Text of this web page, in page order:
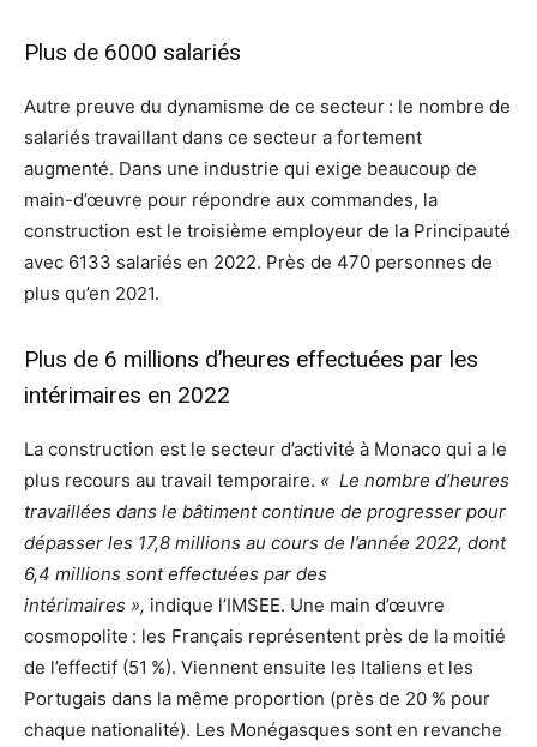
Plus de 6000 salariés
Autre preuve du dynamisme de ce secteur : le nombre de
salariés travaillant dans ce secteur a fortement
augmenté. Dans une industrie qui exige beaucoup de
main-d’œuvre pour répondre aux commandes, la
construction est le troisième employeur de la Principauté
avec 6133 salariés en 2022. Près de 470 personnes de
plus qu’en 2021.
Plus de 6 millions d’heures effectuées par les
intérimaires en 2022
La construction est le secteur d’activité à Monaco qui a le
plus recours au travail temporaire. « Le nombre d’heures
travaillées dans le bâtiment continue de progresser pour
dépasser les 17,8 millions au cours de l’année 2022, dont
6,4 millions sont effectuées par des
intérimaires », indique l’IMSEE. Une main d’œuvre
cosmopolite : les Français représentent près de la moitié
de l’effectif (51 %). Viennent ensuite les Italiens et les
Portugais dans la même proportion (près de 20 % pour
chaque nationalité). Les Monégasques sont en revanche